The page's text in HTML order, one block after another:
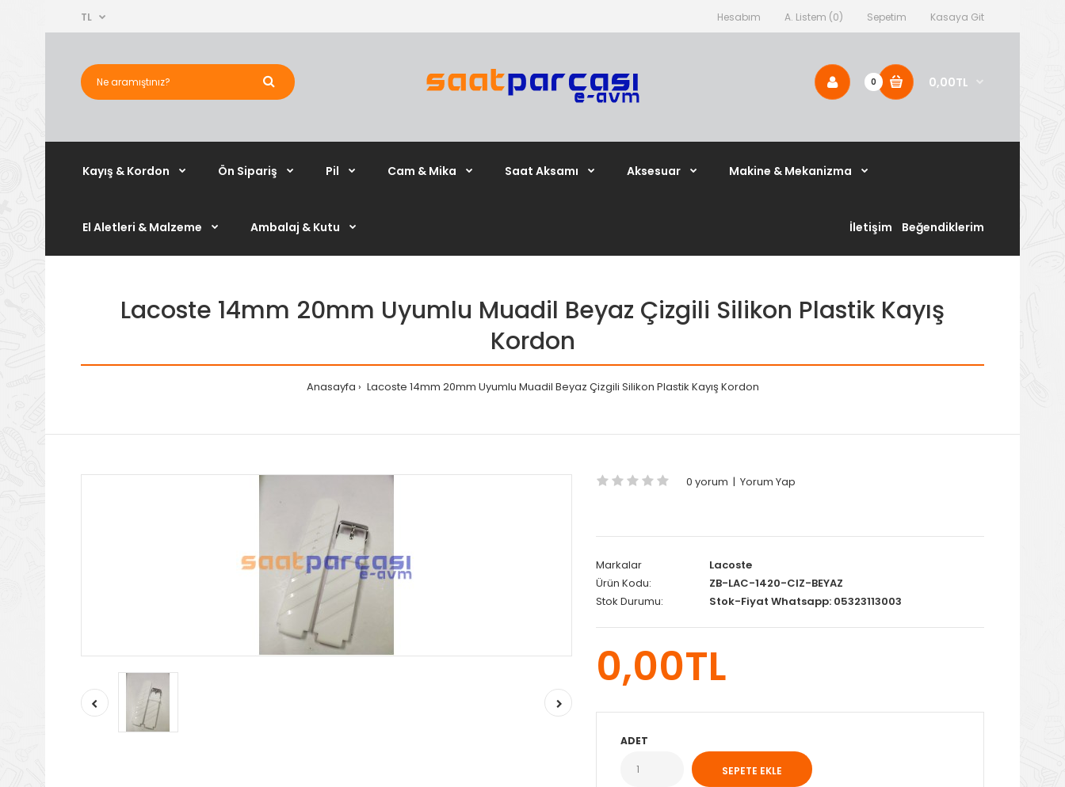
Hesabım A. Listem (0) Sepetim Kasaya Git
TL
0 0,00TL
Kayış & Kordon Ön Sipariş Pil Cam & Mika Saat Aksamı Aksesuar Makine & Mekanizma
El Aletleri & Malzeme Ambalaj & Kutu Beğendiklerim
İletişim
Lacoste 14mm 20mm Uyumlu Muadil Beyaz Çizgili Silikon Plastik Kayış
Kordon
Anasayfa Lacoste 14mm 20mm Uyumlu Muadil Beyaz Çizgili Silikon Plastik Kayış Kordon
0 yorum | Yorum Yap
Markalar
Lacoste
Ürün Kodu:
ZB-LAC-1420-CIZ-BEYAZ
Stok Durumu:
Stok-Fiyat Whatsapp: 05323113003
0,00TL
ADET